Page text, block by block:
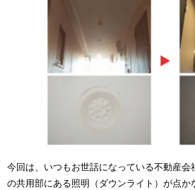
今回は、いつもお世話になっている不動産
の共用部にある照明（ダウンライト）が点